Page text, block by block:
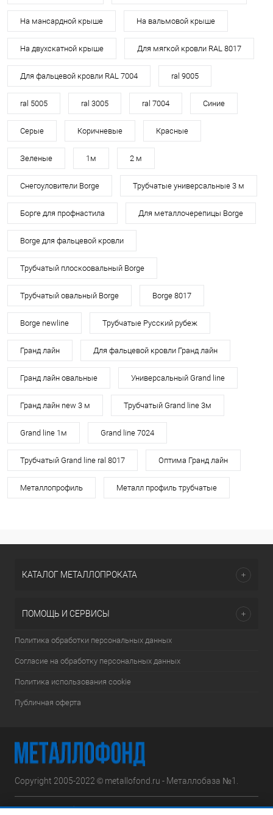
На мансардной крыше На вальмовой крыше
На двухскатной крыше Для мягкой кровли RAL 8017
Для фальцевой кровли RAL 7004 ral 9005
ral 5005 ral 3005 ral 7004 Синие
Серые Коричневые Красные
Зеленые 1м 2 м
Снегоуловители Borge Трубчатые универсальные 3 м
Борге для профнастила Для металлочерепицы Borge
Borge для фальцевой кровли
Трубчатый плоскоовальный Borge
Трубчатый овальный Borge Borge 8017
Borge newline Трубчатые Русский рубеж
Гранд лайн Для фальцевой кровли Гранд лайн
Гранд лайн овальные Универсальный Grand line
Гранд лайн new 3 м Трубчатый Grand line 3м
Grand line 1м Grand line 7024
Трубчатый Grand line ral 8017 Оптима Гранд лайн
Металлопрофиль Металл профиль трубчатые
КАТАЛОГ МЕТАЛЛОПРОКАТА
ПОМОЩЬ И СЕРВИСЫ
Политика обработки персональных данных
Согласие на обработку персональных данных
Политика использования cookie
Публичная оферта
Copyright 2005-2022 © metallofond.ru - Металлобаза №1.
Московская область, Ступинский р-н, д.Сотниково,